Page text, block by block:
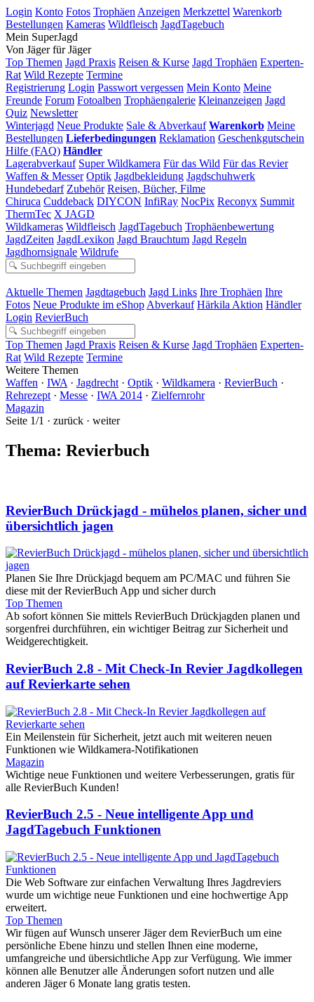
Login Konto Fotos Trophäen Anzeigen Merkzettel Warenkorb
Bestellungen Kameras Wildfleisch JagdTagebuch
Mein SuperJagd
Von Jäger für Jäger
Top Themen Jagd Praxis Reisen & Kurse Jagd Trophäen Experten-
Rat Wild Rezepte Termine
Registrierung Login Passwort vergessen Mein Konto Meine
Freunde Forum Fotoalben Trophäengalerie Kleinanzeigen Jagd
Quiz Newsletter
Winterjagd Neue Produkte Sale & Abverkauf Warenkorb Meine
Bestellungen Lieferbedingungen Reklamation Geschenkgutschein
Hilfe (FAQ) Händler
Lagerabverkauf Super Wildkamera Für das Wild Für das Revier
Waffen & Messer Optik Jagdbekleidung Jagdschuhwerk
Hundebedarf Zubehör Reisen, Bücher, Filme
Chiruca Cuddeback DIYCON InfiRay NocPix Reconyx Summit
ThermTec X JAGD
Wildkameras Wildfleisch JagdTagebuch Trophäenbewertung
JagdZeiten JagdLexikon Jagd Brauchtum Jagd Regeln
Jagdhornsignale Wildrufe
Aktuelle Themen Jagdtagebuch Jagd Links Ihre Trophäen Ihre
Fotos Neue Produkte im eShop Abverkauf Härkila Aktion Händler
Login RevierBuch
Top Themen Jagd Praxis Reisen & Kurse Jagd Trophäen Experten-
Rat Wild Rezepte Termine
Weitere Themen
Waffen · IWA · Jagdrecht · Optik · Wildkamera · RevierBuch ·
Rehrezept · Messe · IWA 2014 · Zielfernrohr
Magazin
Seite 1/1 · zurück · weiter
Thema: Revierbuch
RevierBuch Drückjagd - mühelos planen, sicher und
übersichtlich jagen
Planen Sie Ihre Drückjagd bequem am PC/MAC und führen Sie
diese mit der RevierBuch App und sicher durch
Top Themen
Ab sofort können Sie mittels RevierBuch Drückjagden planen und
sorgenfrei durchführen, ein wichtiger Beitrag zur Sicherheit und
Weidgerechtigkeit.
RevierBuch 2.8 - Mit Check-In Revier Jagdkollegen
auf Revierkarte sehen
Ein Meilenstein für Sicherheit, jetzt auch mit weiteren neuen
Funktionen wie Wildkamera-Notifikationen
Magazin
Wichtige neue Funktionen und weitere Verbesserungen, gratis für
alle RevierBuch Kunden!
RevierBuch 2.5 - Neue intelligente App und
JagdTagebuch Funktionen
Die Web Software zur einfachen Verwaltung Ihres Jagdreviers
wurde um wichtige neue Funktionen und eine hochwertige App
erweitert.
Top Themen
Wir fügen auf Wunsch unserer Jäger dem RevierBuch um eine
persönliche Ebene hinzu und stellen Ihnen eine moderne,
umfangreiche und übersichtliche App zur Verfügung. Wie immer
können alle Benutzer alle Änderungen sofort nutzen und alle
anderen Jäger 6 Monate lang gratis testen.